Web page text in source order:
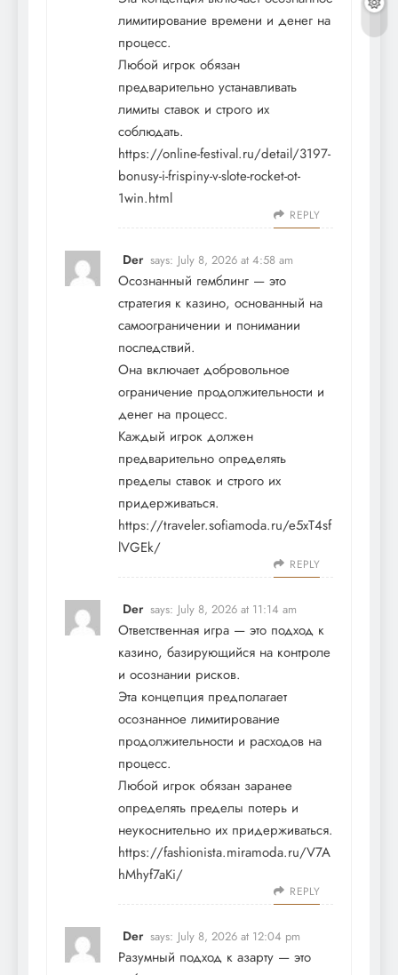
лимитирование времени и денег на
процесс.
Любой игрок обязан
предварительно устанавливать
лимиты ставок и строго их
соблюдать.
https://online-festival.ru/detail/3197-
bonusy-i-frispiny-v-slote-rocket-ot-
1win.html
REPLY
Der says: July 8, 2026 at 4:58 am
Осознанный гемблинг — это
стратегия к казино, основанный на
самоограничении и понимании
последствий.
Она включает добровольное
ограничение продолжительности и
денег на процесс.
Каждый игрок должен
предварительно определять
пределы ставок и строго их
придерживаться.
https://traveler.sofiamoda.ru/e5xT4sf
lVGEk/
REPLY
Der says: July 8, 2026 at 11:14 am
Ответственная игра — это подход к
казино, базирующийся на контроле
и осознании рисков.
Эта концепция предполагает
осознанное лимитирование
продолжительности и расходов на
процесс.
Любой игрок обязан заранее
определять пределы потерь и
неукоснительно их придерживаться.
https://fashionista.miramoda.ru/V7A
hMhyf7aKi/
REPLY
Der says: July 8, 2026 at 12:04 pm
Разумный подход к азарту — это